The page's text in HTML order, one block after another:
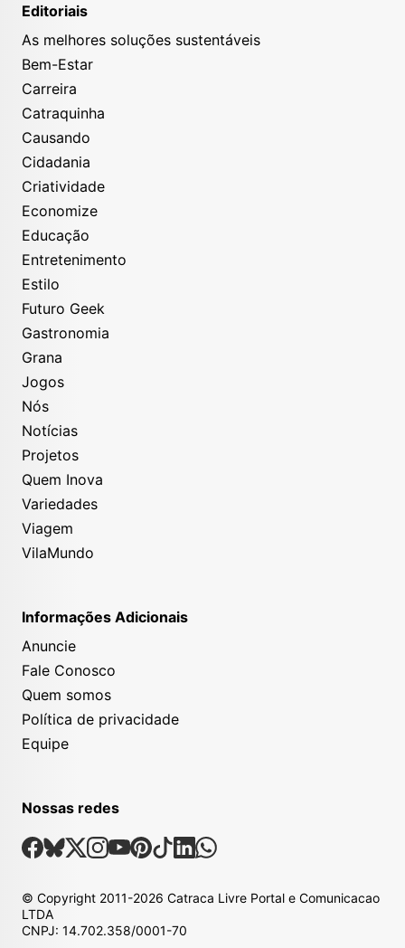
Editoriais
As melhores soluções sustentáveis
Bem-Estar
Carreira
Catraquinha
Causando
Cidadania
Criatividade
Economize
Educação
Entretenimento
Estilo
Futuro Geek
Gastronomia
Grana
Jogos
Nós
Notícias
Projetos
Quem Inova
Variedades
Viagem
VilaMundo
Informações Adicionais
Anuncie
Fale Conosco
Quem somos
Política de privacidade
Equipe
Nossas redes
Nossas Redes Sociais
Facebook
Bsky
X Instagram
Youtube
Pinterest
TiktokLinkedin
Whatsapp
© Copyright 2011-2026 Catraca Livre Portal e Comunicacao
LTDA
CNPJ: 14.702.358/0001-70